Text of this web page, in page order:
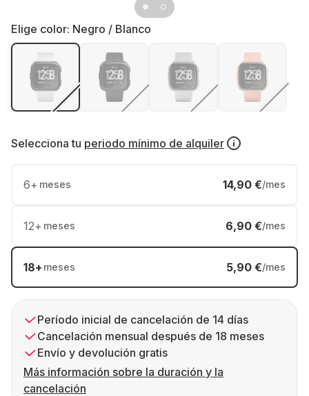
Elige color: Negro / Blanco
Selecciona tu periodo mínimo de alquiler
6+ meses 14,90 €/mes
12+ meses 6,90 €/mes
18+ meses 5,90 €/mes
Período inicial de cancelación de 14 días
Cancelación mensual después de 18 meses
Envío y devolución gratis
Más información sobre la duración y la
cancelación